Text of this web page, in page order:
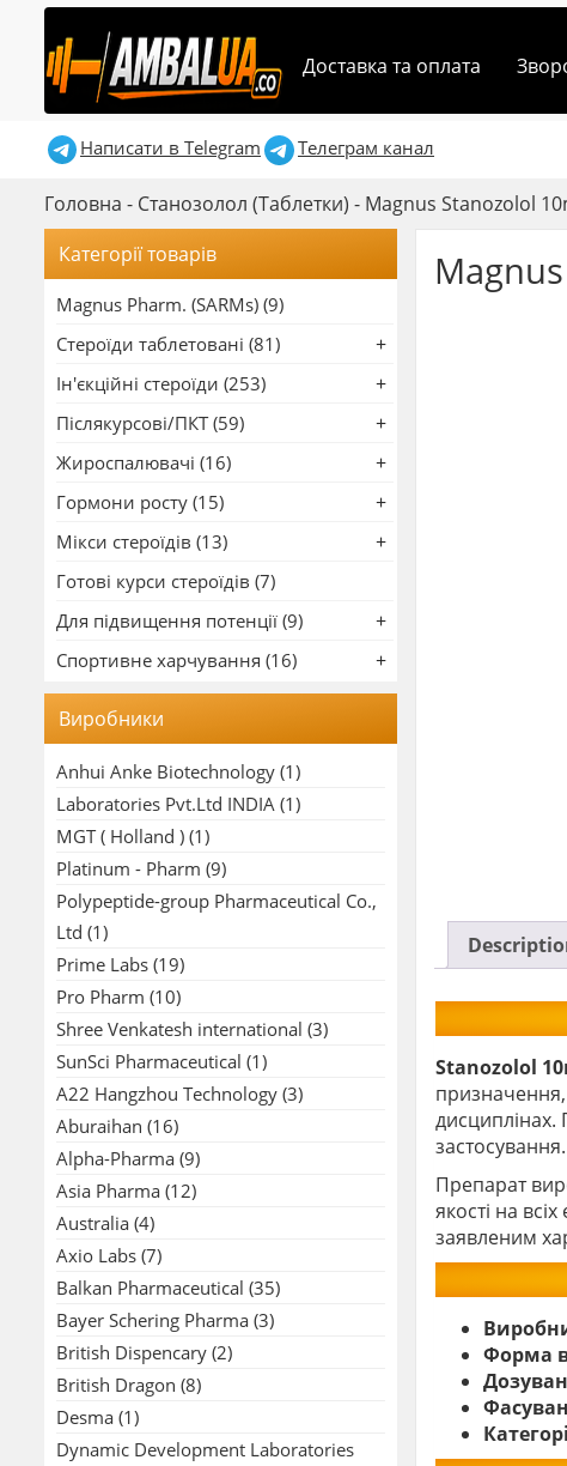
Доставка та оплата
Написати в Telegram Телеграм канал
Головна - Станозолол (Таблетки) - Magnus Stanozolol
Stanozolol
призначення,
дисциплінах.
застосування.
Препарат
якості на
заявленим
Форма
Категорії товарів
Magnus Pharm. (SARMs) (9)
Стероїди таблетовані (81)
Ін'єкційні стероїди (253)
Післякурсові/ПКТ (59)
Жироспалювачі (16)
Гормони росту (15)
Мікси стероїдів (13)
Готові курси стероїдів (7)
Для підвищення потенції (9)
Спортивне харчування (16)
Виробники
Anhui Anke Biotechnology (1)
Laboratories Pvt.Ltd INDIA (1)
MGT ( Holland ) (1)
Platinum - Pharm (9)
Polypeptide-group Pharmaceutical Co.,
Ltd (1)
Prime Labs (19)
Pro Pharm (10)
Shree Venkatesh international (3)
SunSci Pharmaceutical (1)
A22 Hangzhou Technology (3)
Aburaihan (16)
Alpha-Pharma (9)
Asia Pharma (12)
Australia (4)
Axio Labs (7)
Balkan Pharmaceutical (35)
Bayer Schering Pharma (3)
British Dispencary (2)
British Dragon (8)
Desma (1)
Dynamic Development Laboratories